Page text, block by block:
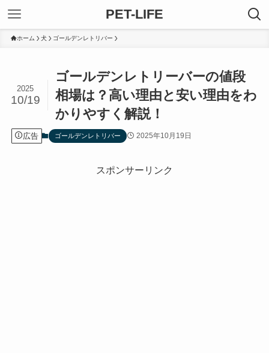
PET-LIFE
ホーム 犬 ゴールデンレトリバー
ゴールデンレトリーバーの値段
相場は？高い理由と安い理由をわ
かりやすく解説！
2025
10/19
広告 ゴールデンレトリバー 2025年10月19日
スポンサーリンク